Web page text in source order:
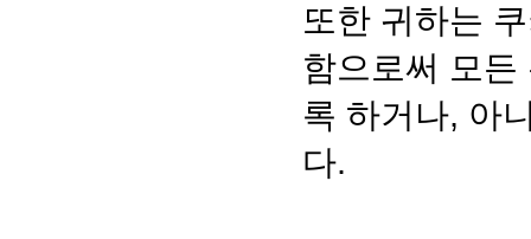
또한 귀하는
함으로써 모
록 하거나, 아
다.